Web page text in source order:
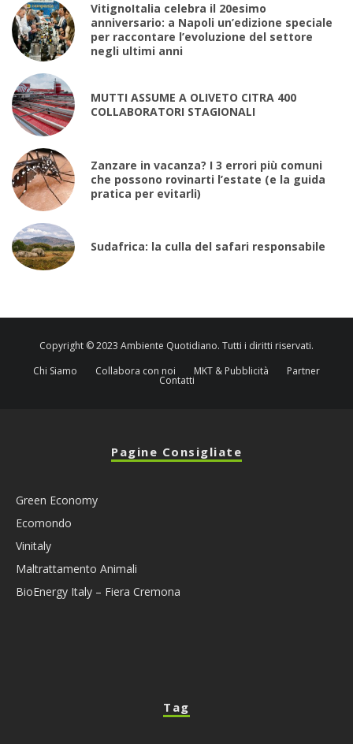
VitignoItalia celebra il 20esimo
anniversario: a Napoli un’edizione speciale
per raccontare l’evoluzione del settore
negli ultimi anni
MUTTI ASSUME A OLIVETO CITRA 400
COLLABORATORI STAGIONALI
Zanzare in vacanza? I 3 errori più comuni
che possono rovinarti l’estate (e la guida
pratica per evitarli)
Sudafrica: la culla del safari responsabile
Copyright © 2023 Ambiente Quotidiano. Tutti i diritti riservati.
Chi Siamo
Collabora con noi MKT & Pubblicità Partner
Contatti
Pagine Consigliate
Green Economy
Ecomondo
Vinitaly
Maltrattamento Animali
BioEnergy Italy – Fiera Cremona
Tag